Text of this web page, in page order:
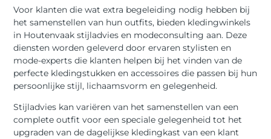
Voor klanten die wat extra begeleiding nodig hebben bij
het samenstellen van hun outfits, bieden kledingwinkels
in Houtenvaak stijladvies en modeconsulting aan. Deze
diensten worden geleverd door ervaren stylisten en
mode-experts die klanten helpen bij het vinden van de
perfecte kledingstukken en accessoires die passen bij hun
persoonlijke stijl, lichaamsvorm en gelegenheid.
Stijladvies kan variëren van het samenstellen van een
complete outfit voor een speciale gelegenheid tot het
upgraden van de dagelijkse kledingkast van een klant